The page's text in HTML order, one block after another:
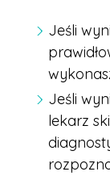
Jeśli
Jeśli
lekarz